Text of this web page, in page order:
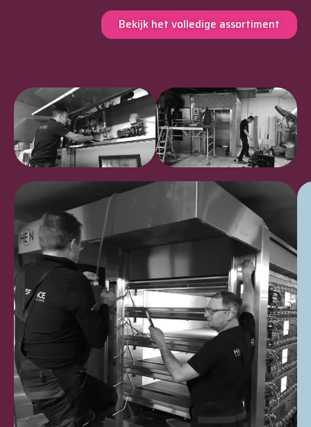
Bekijk het volledige assortiment